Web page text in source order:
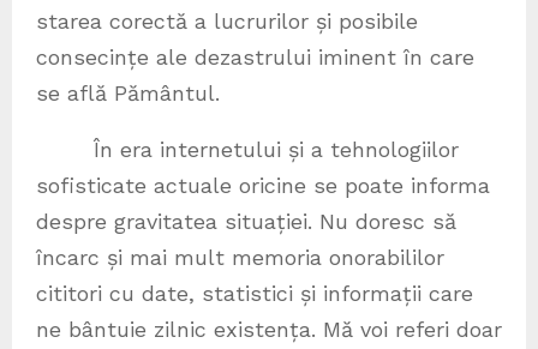
starea corectă a lucrurilor și posibile
consecințe ale dezastrului iminent în care
se află Pământul.
În era internetului și a tehnologiilor
sofisticate actuale oricine se poate informa
despre gravitatea situației. Nu doresc să
încarc și mai mult memoria onorabililor
cititori cu date, statistici și informații care
ne bântuie zilnic existența. Mă voi referi doar